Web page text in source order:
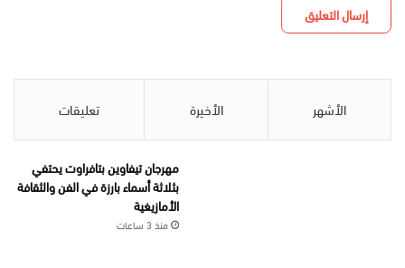
الأشهر الأخيرة تعليقات
مهرجان تيفاوين بتافراوت يحتفي
بثلاثة أسماء بارزة في الفن والثقافة
الأمازيغية
منذ 3 ساعات